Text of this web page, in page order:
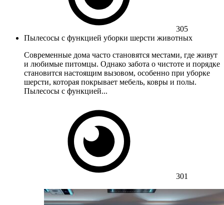
305
Пылесосы с функцией уборки шерсти животных
Современные дома часто становятся местами, где живут
и любимые питомцы. Однако забота о чистоте и порядке
становится настоящим вызовом, особенно при уборке
шерсти, которая покрывает мебель, ковры и полы.
Пылесосы с функцией...
301